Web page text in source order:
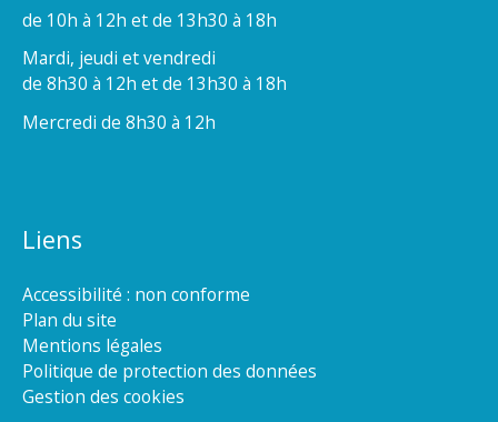
de 10h à 12h et de 13h30 à 18h
Mardi, jeudi et vendredi
de 8h30 à 12h et de 13h30 à 18h
Mercredi de 8h30 à 12h
Liens
Accessibilité : non conforme
Plan du site
Mentions légales
Politique de protection des données
Gestion des cookies